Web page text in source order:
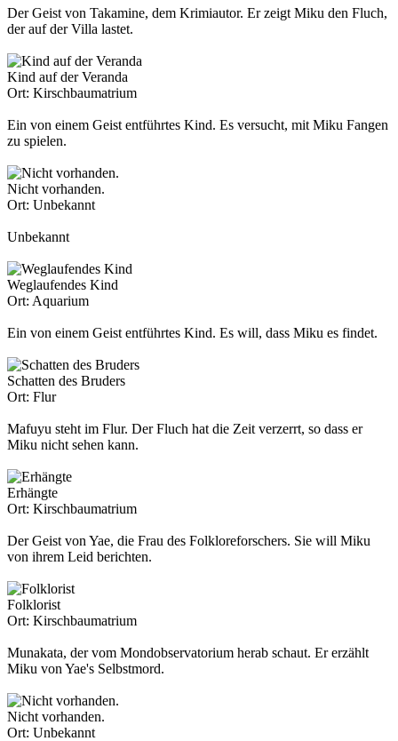
Der Geist von Takamine, dem Krimiautor. Er zeigt Miku den Fluch,
der auf der Villa lastet.
Kind auf der Veranda
Ort: Kirschbaumatrium
Ein von einem Geist entführtes Kind. Es versucht, mit Miku Fangen
zu spielen.
Nicht vorhanden.
Ort: Unbekannt
Unbekannt
Weglaufendes Kind
Ort: Aquarium
Ein von einem Geist entführtes Kind. Es will, dass Miku es findet.
Schatten des Bruders
Ort: Flur
Mafuyu steht im Flur. Der Fluch hat die Zeit verzerrt, so dass er
Miku nicht sehen kann.
Erhängte
Ort: Kirschbaumatrium
Der Geist von Yae, die Frau des Folkloreforschers. Sie will Miku
von ihrem Leid berichten.
Folklorist
Ort: Kirschbaumatrium
Munakata, der vom Mondobservatorium herab schaut. Er erzählt
Miku von Yae's Selbstmord.
Nicht vorhanden.
Ort: Unbekannt